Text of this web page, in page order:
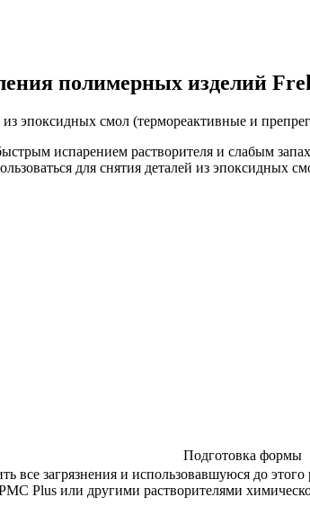
полимерных изделий
из эпоксидных смол (термореактивные и
испарением растворителя и слабым
для снятия деталей из
Подготовка формы
загрязнения и использовавшуюся до
Plus или другими растворителями